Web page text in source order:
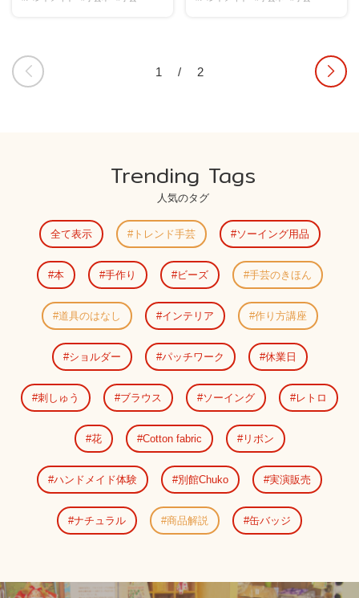
1 / 2
Trending Tags
人気のタグ
全て表示 トレンド手芸 ソーイング用品
本 手作り ビーズ 手芸のきほん
道具のはなし インテリア 作り方講座
ショルダー パッチワーク 休業日
刺しゅう ブラウス ソーイング レトロ
花 Cotton fabric リボン
ハンドメイド体験 別館Chuko 実演販売
ナチュラル 商品解説 缶バッジ